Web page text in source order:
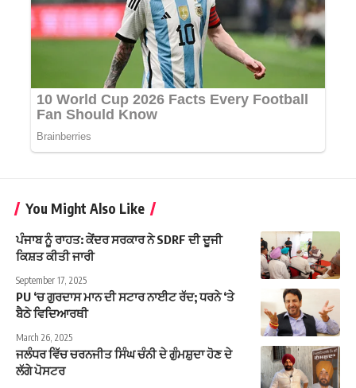
You Might Also Like
ਪੰਜਾਬ ਨੂੰ ਰਾਹਤ: ਕੇਂਦਰ ਸਰਕਾਰ ਨੇ SDRF ਦੀ ਦੂਜੀ
ਕਿਸ਼ਤ ਕੀਤੀ ਜਾਰੀ
September 17, 2025
PU ‘ਚ ਗੁਰਦਾਸ ਮਾਨ ਦੀ ਸਟਾਰ ਨਾਈਟ ਰੱਦ; ਧਰਨੇ ‘ਤੇ
ਬੈਠੇ ਵਿਦਿਆਰਥੀ
March 26, 2025
ਜਲੰਧਰ ਵਿੱਚ ਚਰਨਜੀਤ ਸਿੰਘ ਚੰਨੀ ਦੇ ਗੁੰਮਸ਼ੁਦਾ ਹੋਣ ਦੇ
ਲੱਗੇ ਪੋਸਟਰ